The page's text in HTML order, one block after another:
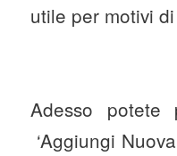
utile per motivi
Adesso potete
‘Aggiungi